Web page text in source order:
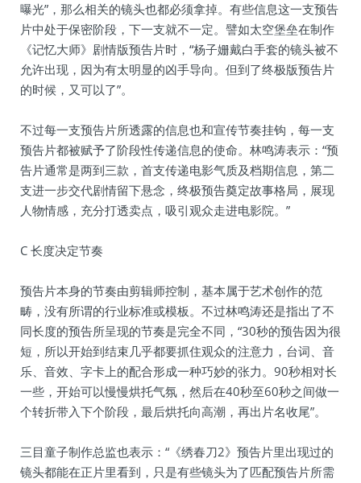
曝光”，那么相关的镜头也都必须拿掉。有些信息这一支预告
片中处于保密阶段，下一支就不一定。譬如太空堡垒在制作
《记忆大师》剧情版预告片时，“杨子姗戴白手套的镜头被不
允许出现，因为有太明显的凶手导向。但到了终极版预告片
的时候，又可以了”。
不过每一支预告片所透露的信息也和宣传节奏挂钩，每一支
预告片都被赋予了阶段性传递信息的使命。林鸣涛表示：“预
告片通常是两到三款，首支传递电影气质及档期信息，第二
支进一步交代剧情留下悬念，终极预告奠定故事格局，展现
人物情感，充分打透卖点，吸引观众走进电影院。”
C 长度决定节奏
预告片本身的节奏由剪辑师控制，基本属于艺术创作的范
畴，没有所谓的行业标准或模板。不过林鸣涛还是指出了不
同长度的预告所呈现的节奏是完全不同，“30秒的预告因为很
短，所以开始到结束几乎都要抓住观众的注意力，台词、音
乐、音效、字卡上的配合形成一种巧妙的张力。90秒相对长
一些，开始可以慢慢烘托气氛，然后在40秒至60秒之间做一
个转折带入下个阶段，最后烘托向高潮，再出片名收尾”。
三目童子制作总监也表示：“《绣春刀2》预告片里出现过的
镜头都能在正片里看到，只是有些镜头为了匹配预告片所需